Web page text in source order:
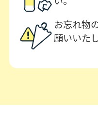
お忘れ物
願いいた